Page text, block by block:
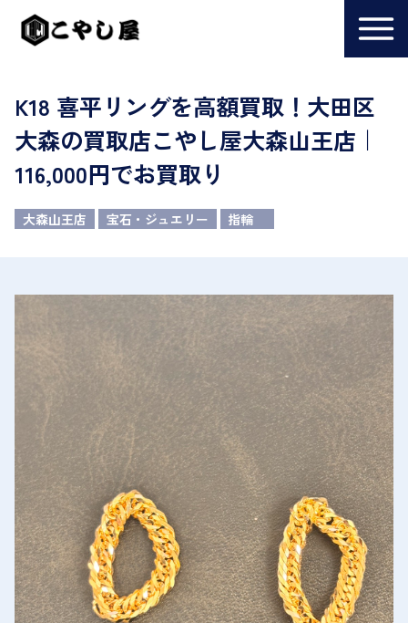
K18 喜平リングを高額買取！大田区
大森の買取店こやし屋大森山王店｜
116,000円でお買取り
大森山王店 宝石・ジュエリー 指輪